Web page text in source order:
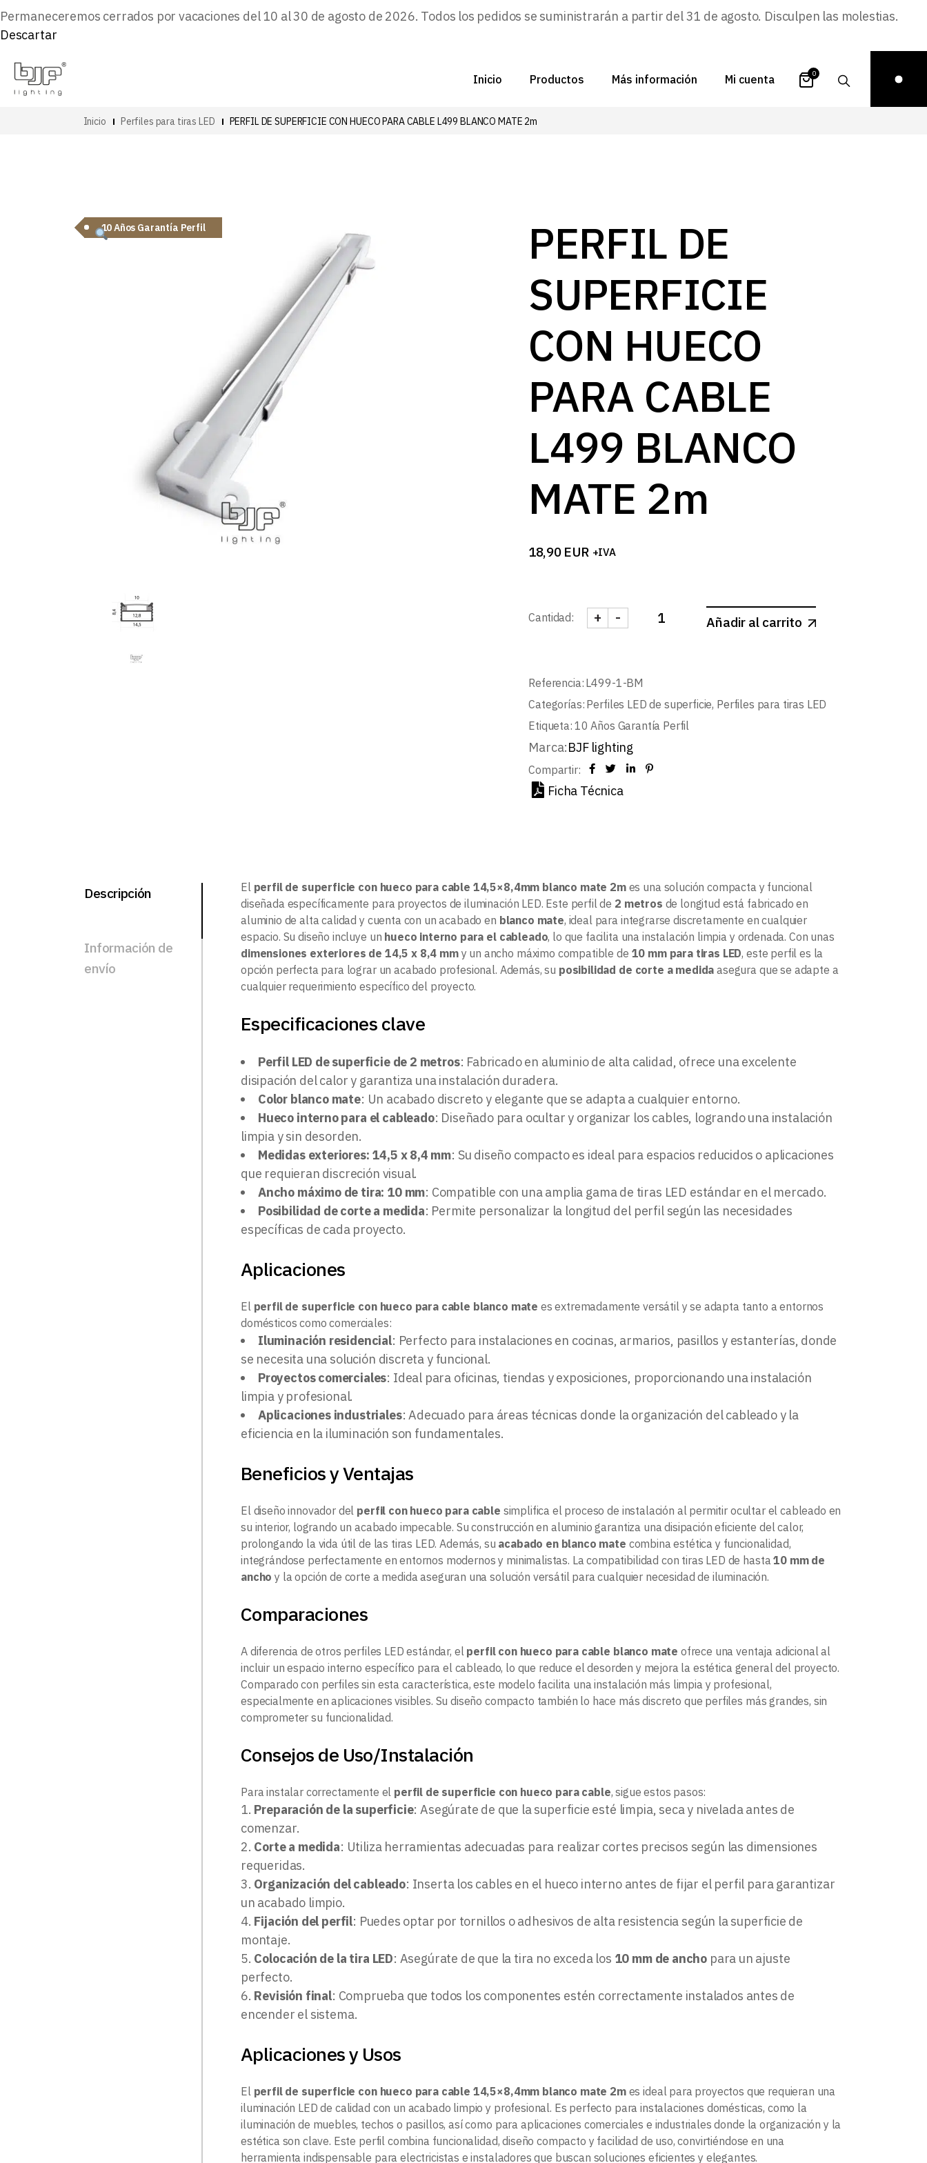
Permaneceremos cerrados por vacaciones del 10 al 30 de agosto de 2026. Todos los pedidos se suministrarán a partir del 31 de agosto. Disculpen las molestias.
Descartar
Inicio Productos Más información
FAQs
Proyectos
Zona de inspiración
Blog
Mi cuenta
contraseña
0
Inicio Perfiles para tiras LED PERFIL DE SUPERFICIE CON HUECO PARA CABLE L499 BLANCO MATE 2m
10 Años Garantía Perfil
PERFIL DE
SUPERFICIE
CON HUECO
PARA CABLE
L499 BLANCO
MATE 2m
18,90 EUR +IVA
Cantidad: PERFIL DE SUPERFICIE CON HUECO PARA CABLE L499
-
+ Añadir al carrito
Referencia: L499-1-BM
Categorías: Perfiles LED de superficie, Perfiles para tiras LED
Etiqueta: 10 Años Garantía Perfil
Marca:BJF lighting
Compartir:
Ficha Técnica
Descripción
Información de
envío
El perfil de superficie con hueco para cable 14,5×8,4mm blanco mate 2mes una solución compacta y funcional
diseñada específicamente para proyectos de iluminación LED. Este perfil de 2 metros de longitud está fabricado en
aluminio de alta calidad y cuenta con un acabado en blanco mate, ideal para integrarse discretamente en cualquier
espacio. Su diseño incluye un hueco interno para el cableado, lo que facilita una instalación limpia y ordenada. Con unas
dimensiones exteriores de 14,5 x 8,4 mmy un ancho máximo compatible de 10 mm para tiras LED, este perfil es la
opción perfecta para lograr un acabado profesional. Además, su posibilidad de corte a medida asegura que se adapte a
cualquier requerimiento específico del proyecto.
Especificaciones clave
Perfil LED de superficie de 2 metros: Fabricado en aluminio de alta calidad, ofrece una excelente
disipación del calor y garantiza una instalación duradera.
Color blanco mate: Un acabado discreto y elegante que se adapta a cualquier entorno.
Hueco interno para el cableado: Diseñado para ocultar y organizar los cables, logrando una instalación
limpia y sin desorden.
Medidas exteriores: 14,5 x 8,4 mm: Su diseño compacto es ideal para espacios reducidos o aplicaciones
que requieran discreción visual.
Ancho máximo de tira: 10 mm: Compatible con una amplia gama de tiras LED estándar en el mercado.
Posibilidad de corte a medida: Permite personalizar la longitud del perfil según las necesidades
específicas de cada proyecto.
Aplicaciones
El perfil de superficie con hueco para cable blanco mate es extremadamente versátil y se adapta tanto a entornos
domésticos como comerciales:
Iluminación residencial: Perfecto para instalaciones en cocinas, armarios, pasillos y estanterías, donde
se necesita una solución discreta y funcional.
Proyectos comerciales: Ideal para oficinas, tiendas y exposiciones, proporcionando una instalación
limpia y profesional.
Aplicaciones industriales: Adecuado para áreas técnicas donde la organización del cableado y la
eficiencia en la iluminación son fundamentales.
Beneficios y Ventajas
El diseño innovador del perfil con hueco para cable simplifica el proceso de instalación al permitir ocultar el cableado en
su interior, logrando un acabado impecable. Su construcción en aluminio garantiza una disipación eficiente del calor,
prolongando la vida útil de las tiras LED. Además, su acabado en blanco mate combina estética y funcionalidad,
integrándose perfectamente en entornos modernos y minimalistas. La compatibilidad con tiras LED de hasta10 mm de
ancho y la opción de corte a medida aseguran una solución versátil para cualquier necesidad de iluminación.
Comparaciones
A diferencia de otros perfiles LED estándar, el perfil con hueco para cable blanco mate ofrece una ventaja adicional al
incluir un espacio interno específico para el cableado, lo que reduce el desorden y mejora la estética general del proyecto.
Comparado con perfiles sin esta característica, este modelo facilita una instalación más limpia y profesional,
especialmente en aplicaciones visibles. Su diseño compacto también lo hace más discreto que perfiles más grandes, sin
comprometer su funcionalidad.
Consejos de Uso/Instalación
Para instalar correctamente el perfil de superficie con hueco para cable, sigue estos pasos:
Preparación de la superficie: Asegúrate de que la superficie esté limpia, seca y nivelada antes de
comenzar.
Corte a medida: Utiliza herramientas adecuadas para realizar cortes precisos según las dimensiones
requeridas.
Organización del cableado: Inserta los cables en el hueco interno antes de fijar el perfil para garantizar
un acabado limpio.
Fijación del perfil: Puedes optar por tornillos o adhesivos de alta resistencia según la superficie de
montaje.
Colocación de la tira LED: Asegúrate de que la tira no exceda los 10 mm de ancho para un ajuste
perfecto.
Revisión final: Comprueba que todos los componentes estén correctamente instalados antes de
encender el sistema.
Aplicaciones y Usos
El perfil de superficie con hueco para cable 14,5×8,4mm blanco mate 2mes ideal para proyectos que requieran una
iluminación LED de calidad con un acabado limpio y profesional. Es perfecto para instalaciones domésticas, como la
iluminación de muebles, techos o pasillos, así como para aplicaciones comerciales e industriales donde la organización y la
estética son clave. Este perfil combina funcionalidad, diseño compacto y facilidad de uso, convirtiéndose en una
herramienta indispensable para electricistas e instaladores que buscan soluciones eficientes y elegantes.